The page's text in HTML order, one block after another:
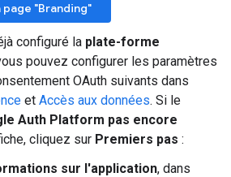
"Branding"
configuré la plate-forme
pouvez configurer les paramètres
OAuth suivants dans
et Accès aux données. Si le
Auth Platform pas encore
cliquez sur Premiers pas :
sur l'application, dans